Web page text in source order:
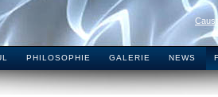
PHILOSOPHIE GALERIE NEWS